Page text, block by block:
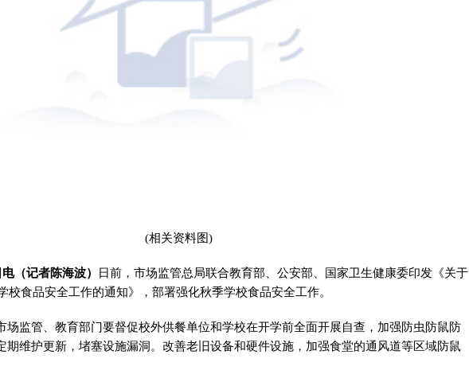
(相关资料图)
（记者陈海波） 日前，市场监管总局联合教育部、公安部、国家卫生健康委印发《关于
校食品安全工作的通知》，部署强化秋季学校食品安全工作。
场监管、教育部门要督促校外供餐单位和学校在开学前全面开展自查，加强防虫防鼠防
期维护更新，堵塞设施漏洞。改善老旧设备和硬件设施，加强食堂的通风道等区域防鼠